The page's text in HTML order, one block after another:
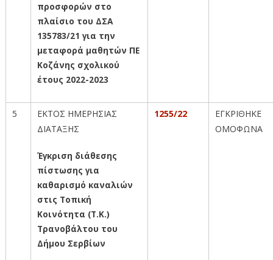
προσφορών στο
πλαίσιο του ΔΣΑ
135783/21 για την
μεταφορά μαθητών ΠΕ
Κοζάνης σχολικού
έτους 2022-2023
5
ΕΚΤΟΣ ΗΜΕΡΗΣΙΑΣ
ΔΙΑΤΑΞΗΣ
Έγκριση διάθεσης
πίστωσης για
καθαρισμό καναλιών
στις Τοπική
Κοινότητα (Τ.Κ.)
Τρανοβάλτου του
Δήμου Σερβίων
1255/22
ΕΓΚΡΙΘΗΚΕ
ΟΜΟΦΩΝΑ